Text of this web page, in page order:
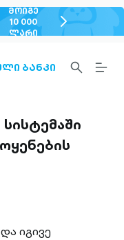
ᲛᲝᲘᲒᲔ
10 000
ᲚᲐᲠᲘ
chevron-
right-
ᲑᲐᲜᲙᲘ
SEARCH-
OUTLINED
იგივე